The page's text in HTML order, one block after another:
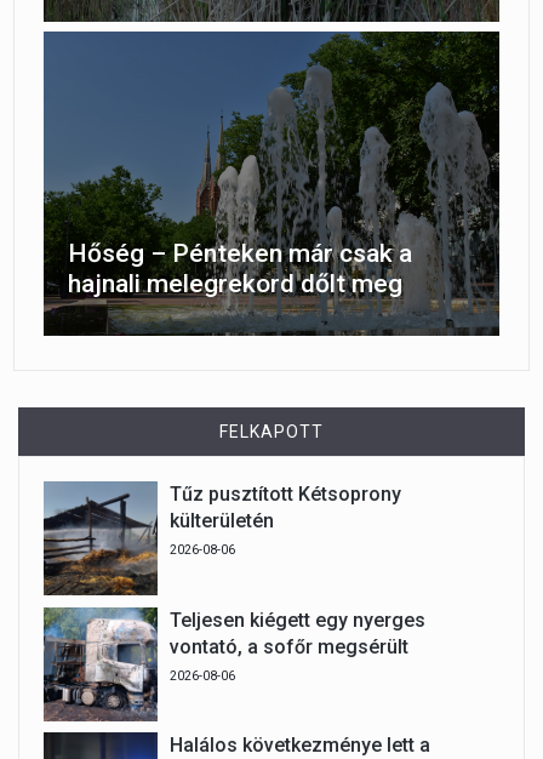
Hőség – Pénteken már csak a
hajnali melegrekord dőlt meg
FELKAPOTT
Tűz pusztított Kétsoprony
külterületén
2026-08-06
Teljesen kiégett egy nyerges
vontató, a sofőr megsérült
2026-08-06
Halálos következménye lett a